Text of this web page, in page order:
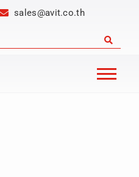
sales@avit.co.th